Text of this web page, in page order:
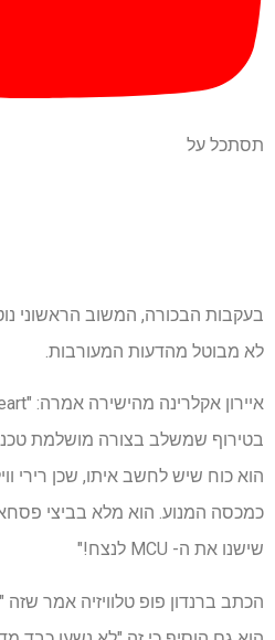
תסתכל על
בעקבות הבכורה, המשוב הראשוני
לא מבוטל מהדעות המעורבות.
בטירוף שמשלב בצורה מושלמת
הוא כוח שיש לחשב איתו, שכן רירי
כמכסה המנוע. הוא מלא בביצי
שישנו את ה- MCU לנצח!"